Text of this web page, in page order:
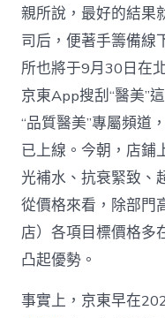
親所說，最好的結果
司后，便著手籌備線
所也將于9月30日在
京東App搜刮“醫美”
“品質醫美”專屬頻道
已上線。今朝，店鋪
光補水、抗衰緊致、
從價格來看，除部門
店）各項目標價格多
凸起優勢。
事實上，京東早在